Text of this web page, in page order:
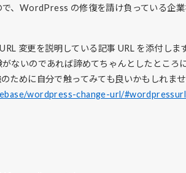
、WordPress の修復を請け負っている企
変更を説明している記事 URL を添付し
ないのであれば諦めてちゃんとしたところ
ために自分で触ってみても良いかもしれませ
wordpress-change-url/